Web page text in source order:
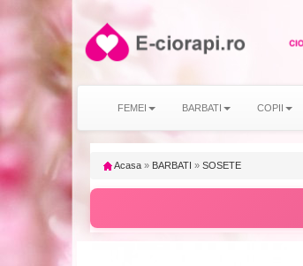
FEMEI BARBATI COPII
Acasa » BARBATI » SOSETE